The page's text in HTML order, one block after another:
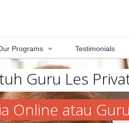
Programs Testimonials
Guru Les
Online atau